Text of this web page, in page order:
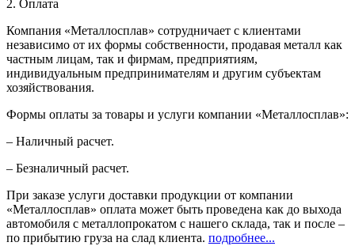
2. Оплата
Компания «Металлосплав» сотрудничает с клиентами
независимо от их формы собственности, продавая металл как
частным лицам, так и фирмам, предприятиям,
индивидуальным предпринимателям и другим субъектам
хозяйствования.
Формы оплаты за товары и услуги компании «Металлосплав»:
– Наличный расчет.
– Безналичный расчет.
При заказе услуги доставки продукции от компании
«Металлосплав» оплата может быть проведена как до выхода
автомобиля с металлопрокатом с нашего склада, так и после –
по прибытию груза на слад клиента. подробнее...